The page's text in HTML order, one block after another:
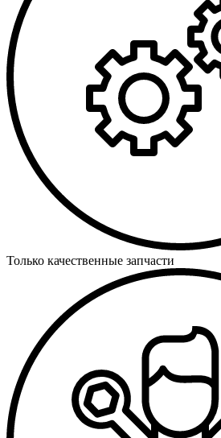
Только качественные запчасти